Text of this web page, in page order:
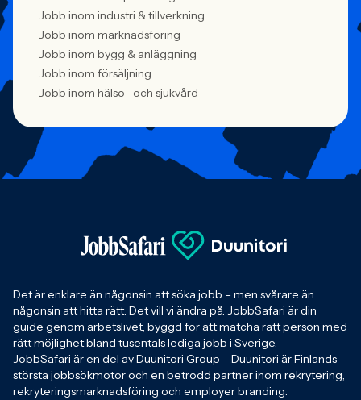
Jobb inom industri & tillverkning
Jobb inom marknadsföring
Jobb inom bygg & anläggning
Jobb inom försäljning
Jobb inom hälso- och sjukvård
Det är enklare än någonsin att söka jobb – men svårare än
någonsin att hitta rätt. Det vill vi ändra på. JobbSafari är din
guide genom arbetslivet, byggd för att matcha rätt person med
rätt möjlighet bland tusentals lediga jobb i Sverige.
JobbSafari är en del av Duunitori Group – Duunitori är Finlands
största jobbsökmotor och en betrodd partner inom rekrytering,
rekryteringsmarknadsföring och employer branding.